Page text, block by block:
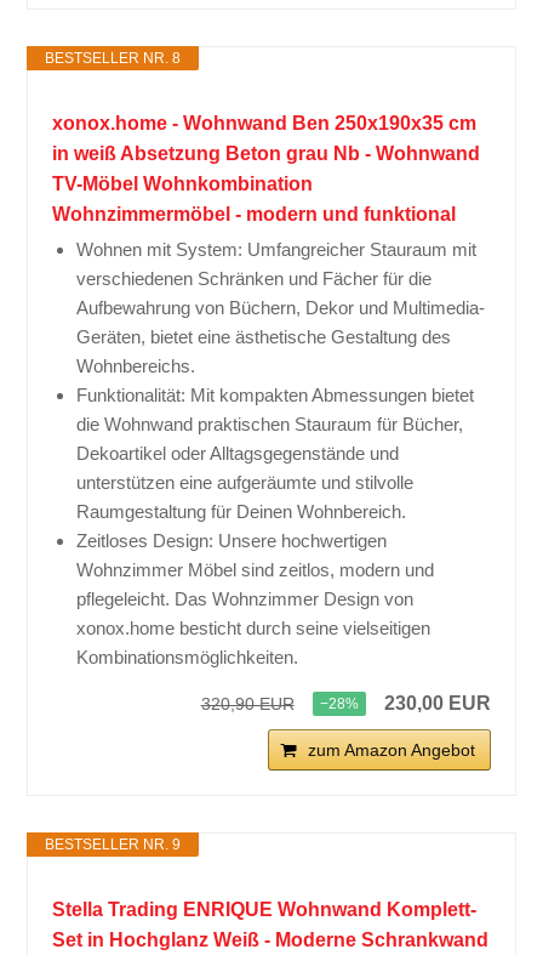
BESTSELLER NR. 8
xonox.home - Wohnwand Ben 250x190x35 cm
in weiß Absetzung Beton grau Nb - Wohnwand
TV-Möbel Wohnkombination
Wohnzimmermöbel - modern und funktional
Wohnen mit System: Umfangreicher Stauraum mit
verschiedenen Schränken und Fächer für die
Aufbewahrung von Büchern, Dekor und Multimedia-
Geräten, bietet eine ästhetische Gestaltung des
Wohnbereichs.
Funktionalität: Mit kompakten Abmessungen bietet
die Wohnwand praktischen Stauraum für Bücher,
Dekoartikel oder Alltagsgegenstände und
unterstützen eine aufgeräumte und stilvolle
Raumgestaltung für Deinen Wohnbereich.
Zeitloses Design: Unsere hochwertigen
Wohnzimmer Möbel sind zeitlos, modern und
pflegeleicht. Das Wohnzimmer Design von
xonox.home besticht durch seine vielseitigen
Kombinationsmöglichkeiten.
320,90 EUR −28% 230,00 EUR
zum Amazon Angebot
BESTSELLER NR. 9
Stella Trading ENRIQUE Wohnwand Komplett-
Set in Hochglanz Weiß - Moderne Schrankwand